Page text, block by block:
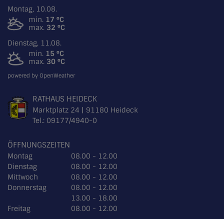
Montag, 10.08.
min. 17 °C
max. 32 °C
Dienstag, 11.08.
min. 15 °C
max. 30 °C
powered by OpenWeather
RATHAUS HEIDECK
Marktplatz 24 | 91180 Heideck
Tel.: 09177/4940-0
ÖFFNUNGSZEITEN
Montag
08.00 - 12.00
Dienstag
08.00 - 12.00
Mittwoch
08.00 - 12.00
Donnerstag
08.00 - 12.00
13.00 - 18.00
Freitag
08.00 - 12.00